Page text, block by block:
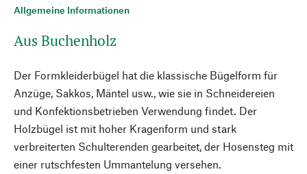
Allgemeine Informationen
Aus Buchenholz
Der Formkleiderbügel hat die klassische Bügelform für
Anzüge, Sakkos, Mäntel usw., wie sie in Schneidereien
und Konfektionsbetrieben Verwendung findet. Der
Holzbügel ist mit hoher Kragenform und stark
verbreiterten Schulterenden gearbeitet, der Hosensteg mit
einer rutschfesten Ummantelung versehen.